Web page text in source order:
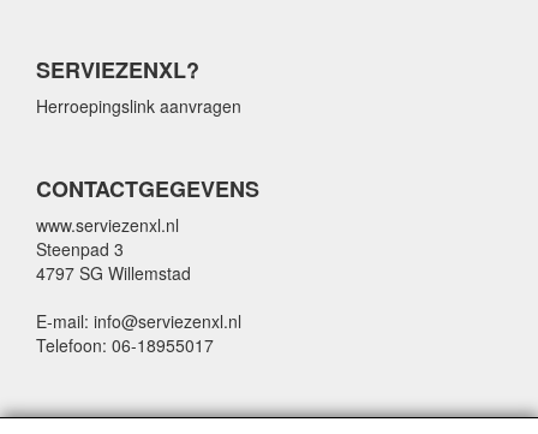
SERVIEZENXL?
Herroepingslink aanvragen
CONTACTGEGEVENS
www.serviezenxl.nl
Steenpad 3
4797 SG Willemstad
E-mail: info@serviezenxl.nl
Telefoon: 06-18955017